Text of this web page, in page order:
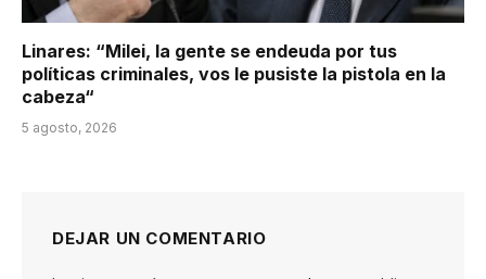
Linares: “Milei, la gente se endeuda por tus
políticas criminales, vos le pusiste la pistola en la
cabeza“
5 agosto, 2026
DEJAR UN COMENTARIO